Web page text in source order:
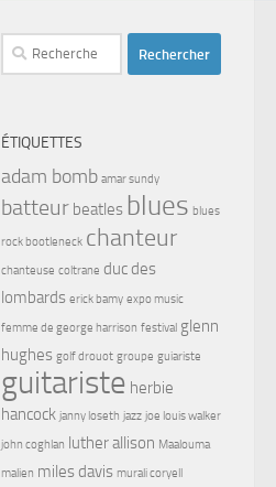
Rechercher :
ÉTIQUETTES
adam bomb amar sundy
batteur beatles blues blues
rock bootleneck chanteur
chanteuse coltrane duc des
lombards erick bamy expo music
femme de george harrison festival glenn
hughes golf drouot groupe guiariste
guitariste herbie
hancock janny loseth jazz joe louis walker
john coghlan luther allison Maalouma
malien miles davis murali coryell